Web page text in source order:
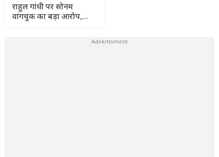
राहुल गांधी पर सोनम
वांगचुक का बड़ा आरोप,